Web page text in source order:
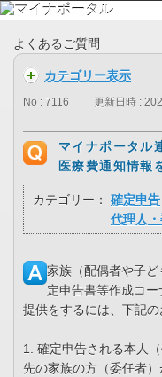
よくあるご質問
カテゴリー表示
No : 7116 更新日時 :
マイナポータル
医療費通知情報
カテゴリー：
確定申告
代理人
家族（配偶者や子
定申告書等作成コ
提供をするには、下記の
1. 確定申告される本人
先の家族の方（委任者